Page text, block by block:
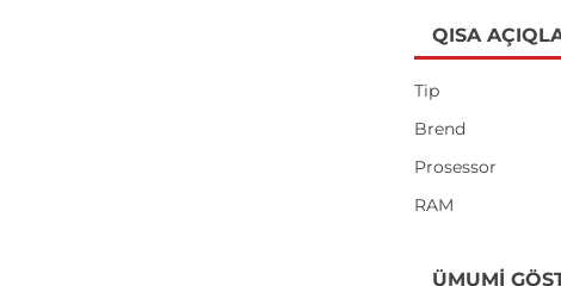
QISA
Tip
Brend
Prosessor
RAM
ÜMUMI